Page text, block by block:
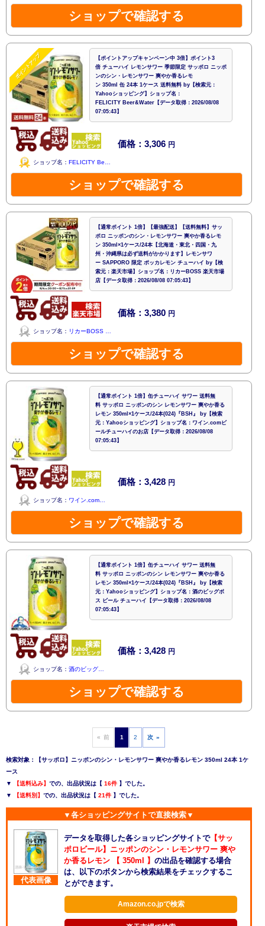
ショップで確認する
ポイントアップ
【ポイントアップキャンペーン中 3倍】ポイント3
倍 チューハイ レモンサワー 季節限定 サッポロ ニッポ
ンのシン・レモンサワー 爽やか香るレモ
ン 350ml 缶 24本 1ケース 送料無料 by【検索元：
Yahooショッピング】ショップ名：
FELICITY Beer&Water【データ取得：2026/08/08
07:05:43】
価格：3,306 円
ショップ名： FELICITY Be…
ショップで確認する
【通常ポイント 1倍】【最強配送】【送料無料】サッ
ポロ ニッポンのシン・レモンサワー 爽やか香るレモ
ン 350ml×1ケース/24本【北海道・東北・四国・九
州・沖縄県は必ず送料がかかります】レモンサワ
ー SAPPORO 限定 ポッカレモン チューハイ by【検
索元：楽天市場】ショップ名：リカーBOSS 楽天市場
店【データ取得：2026/08/08 07:05:43】
価格：3,380 円
ショップ名： リカーBOSS …
ショップで確認する
【通常ポイント 1倍】缶チューハイ サワー 送料無
料 サッポロ ニッポンのシン レモンサワー 爽やか香る
レモン 350ml×1ケース/24本(024)『BSH』 by【検索
元：Yahooショッピング】ショップ名：ワイン.comビ
ールチューハイのお店【データ取得：2026/08/08
07:05:43】
価格：3,428 円
ショップ名： ワイン.com…
ショップで確認する
【通常ポイント 1倍】缶チューハイ サワー 送料無
料 サッポロ ニッポンのシン レモンサワー 爽やか香る
レモン 350ml×1ケース/24本(024)『BSH』 by【検索
元：Yahooショッピング】ショップ名：酒のビッグボ
ス ビール チューハイ【データ取得：2026/08/08
07:05:43】
価格：3,428 円
ショップ名： 酒のビッグ…
ショップで確認する
« 前 1 2 次 »
検索対象：【サッポロ】ニッポンのシン・レモンサワー 爽やか香るレモン 350ml 24本 1ケ
ース
▼
【送料込み】 での、出品状況は【 16件 】でした。
▼
【送料別】 での、出品状況は【 21件 】でした。
▼各ショッピングサイトで直接検索▼
代表画像
データを取得した各ショッピングサイトで【サッ
ポロビール】ニッポンのシン・レモンサワー 爽や
か香るレモン 【 350ml 】 の出品を確認する場合
は、以下のボタンから検索結果をチェックするこ
とができます。
Amazon.co.jpで検索